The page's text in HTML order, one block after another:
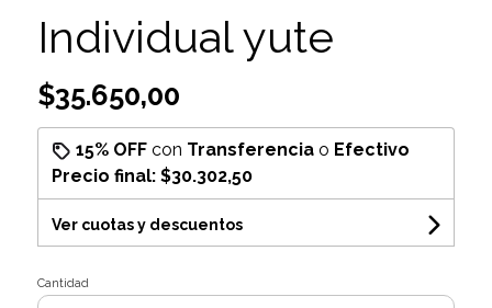
Individual yute
$35.650,00
15% OFFcon Transferenciao Efectivo
Precio final: $30.302,50
Ver cuotas y descuentos
Cantidad